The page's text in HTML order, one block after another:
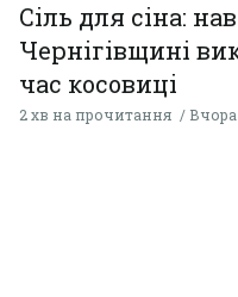
Сіль для сіна:
Чернігівщині
час косовиці
2 хв на прочитання Вчора